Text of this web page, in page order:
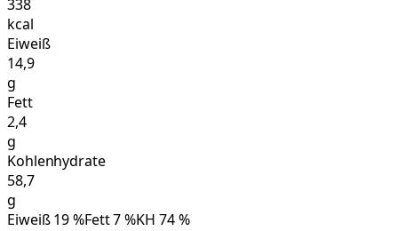
338
kcal
Eiweiß
14,9
g
Fett
2,4
g
Kohlenhydrate
58,7
g
Eiweiß19%Fett7%KH 74%